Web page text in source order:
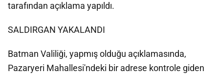
tarafından açıklama yapıldı.
SALDIRGAN YAKALANDI
Batman Valiliği, yapmış olduğu açıklamasında,
Pazaryeri Mahallesi'ndeki bir adrese kontrole giden